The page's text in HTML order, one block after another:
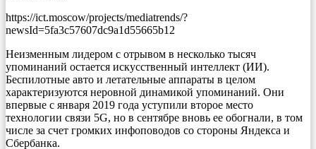
https://ict.moscow/projects/mediatrends/?
newsId=5fa3c57607dc9a1d55665b12
Неизменным лидером с отрывом в несколько тысяч
упоминаний остается искусственный интеллект (ИИ).
Беспилотные авто и летательные аппараты в целом
характеризуются неровной динамикой упоминаний. Они
впервые с января 2019 года уступили второе место
технологии связи 5G, но в сентябре вновь ее обогнали, в том
числе за счет громких инфоповодов со стороны Яндекса и
Сбербанка.